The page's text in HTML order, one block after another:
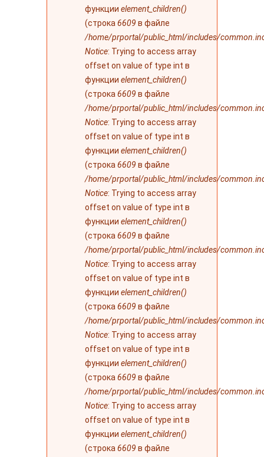
функции element_children()
(строка 6609 в файле
/home/prportal/public_html/includes/
Notice: Trying to access array
offset on value of type int в
функции element_children()
(строка 6609 в файле
/home/prportal/public_html/includes/
Notice: Trying to access array
offset on value of type int в
функции element_children()
(строка 6609 в файле
/home/prportal/public_html/includes/
Notice: Trying to access array
offset on value of type int в
функции element_children()
(строка 6609 в файле
/home/prportal/public_html/includes/
Notice: Trying to access array
offset on value of type int в
функции element_children()
(строка 6609 в файле
/home/prportal/public_html/includes/
Notice: Trying to access array
offset on value of type int в
функции element_children()
(строка 6609 в файле
/home/prportal/public_html/includes/
Notice: Trying to access array
offset on value of type int в
функции element_children()
(строка 6609 в файле